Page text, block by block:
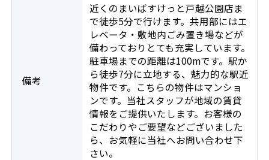
備考
近くのまいばすけっと戸越公園店ま
で徒歩5分で行けます。共用部にはエ
レベータ・敷地内ごみ置き場などが
備わっておりとても充実しています。
駐車場までの距離は100mです。駅か
ら徒歩7分に立地する、魅力的な駅近
物件です。こちらの物件はマンショ
ンです。当社スタッフが地域の賃貸
情報をご提供いたします。お客様の
こだわりやご要望などございました
ら、お気軽に当社へお問い合わせ下
さい。